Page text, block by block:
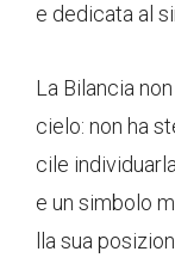
e dedicata al
La Bilancia
cielo: non ha
cile
e un simbolo
lla sua